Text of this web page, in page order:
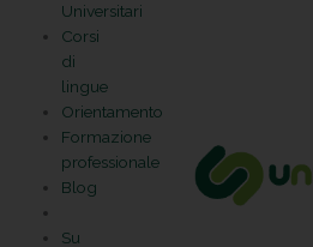
Universitari
Corsi
di
lingue
Orientamento
Formazione
professionale
Blog
Su